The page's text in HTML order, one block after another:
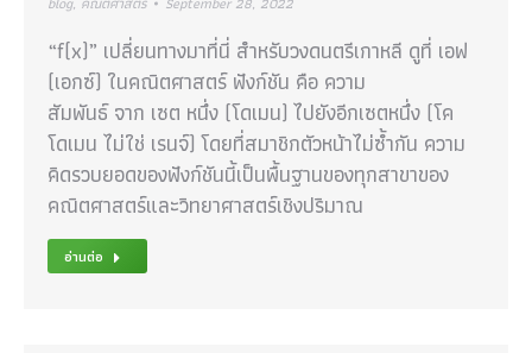
“f(x)” เปลี่ยนทางมาที่นี่ สำหรับวงดนตรีเกาหลี ดูที่ เอฟ
(เอกซ์) ในคณิตศาสตร์ ฟังก์ชัน คือ ความ
สัมพันธ์ จาก เซต หนึ่ง (โดเมน) ไปยังอีกเซตหนึ่ง (โค
โดเมน ไม่ใช่ เรนจ์) โดยที่สมาชิกตัวหน้าไม่ซ้ำกัน ความ
คิดรวบยอดของฟังก์ชันนี้เป็นพื้นฐานของทุกสาขาของ
คณิตศาสตร์และวิทยาศาสตร์เชิงปริมาณ
อ่านต่อ